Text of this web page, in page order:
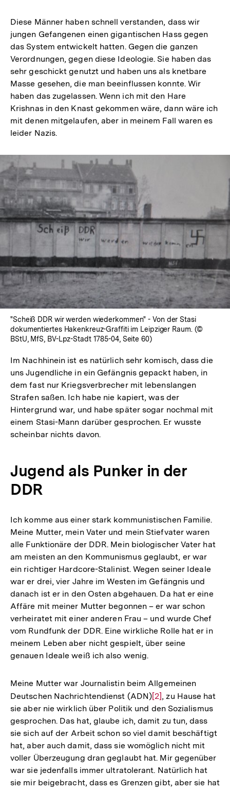
Diese Männer haben schnell verstanden, dass wir
jungen Gefangenen einen gigantischen Hass gegen
das System entwickelt hatten. Gegen die ganzen
Verordnungen, gegen diese Ideologie. Sie haben das
sehr geschickt genutzt und haben uns als knetbare
Masse gesehen, die man beeinflussen konnte. Wir
haben das zugelassen. Wenn ich mit den Hare
Krishnas in den Knast gekommen wäre, dann wäre ich
mit denen mitgelaufen, aber in meinem Fall waren es
leider Nazis.
"Scheiß DDR wir werden wiederkommen" - Von der Stasi
dokumentiertes Hakenkreuz-Graffiti im Leipziger Raum. (©
BStU, MfS, BV-Lpz-Stadt 1785-04, Seite 60)
Im Nachhinein ist es natürlich sehr komisch, dass die
uns Jugendliche in ein Gefängnis gepackt haben, in
dem fast nur Kriegsverbrecher mit lebenslangen
Strafen saßen. Ich habe nie kapiert, was der
Hintergrund war, und habe später sogar nochmal mit
einem Stasi-Mann darüber gesprochen. Er wusste
scheinbar nichts davon.
Jugend als Punker in der
DDR
Ich komme aus einer stark kommunistischen Familie.
Meine Mutter, mein Vater und mein Stiefvater waren
alle Funktionäre der DDR. Mein biologischer Vater hat
am meisten an den Kommunismus geglaubt, er war
ein richtiger Hardcore-Stalinist. Wegen seiner Ideale
war er drei, vier Jahre im Westen im Gefängnis und
danach ist er in den Osten abgehauen. Da hat er eine
Affäre mit meiner Mutter begonnen – er war schon
verheiratet mit einer anderen Frau – und wurde Chef
vom Rundfunk der DDR. Eine wirkliche Rolle hat er in
meinem Leben aber nicht gespielt, über seine
genauen Ideale weiß ich also wenig.
Meine Mutter war Journalistin beim Allgemeinen
Deutschen Nachrichtendienst (ADN)Zur
Auflösung
der
Fußnote
[2] , zu Hause hat
sie aber nie wirklich über Politik und den Sozialismus
gesprochen. Das hat, glaube ich, damit zu tun, dass
sie sich auf der Arbeit schon so viel damit beschäftigt
hat, aber auch damit, dass sie womöglich nicht mit
voller Überzeugung dran geglaubt hat. Mir gegenüber
war sie jedenfalls immer ultratolerant. Natürlich hat
sie mir beigebracht, dass es Grenzen gibt, aber sie hat